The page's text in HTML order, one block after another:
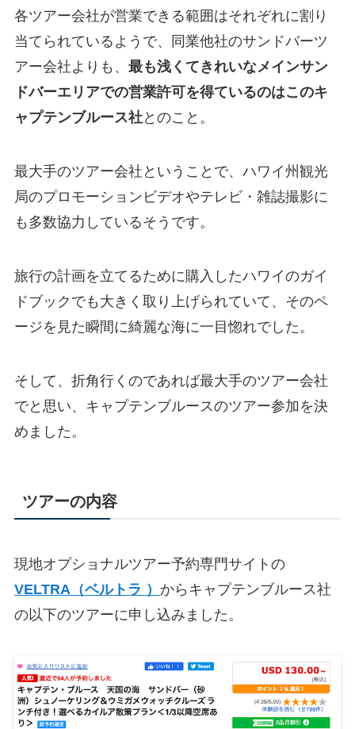
各ツアー会社が営業できる範囲はそれぞれに割り
当てられているようで、同業他社のサンドバーツ
アー会社よりも、 最も浅くてきれいなメインサン
ドバーエリアでの営業許可を得ているのはこのキ
ャプテンブルース社とのこと。
最大手のツアー会社ということで、ハワイ州観光
局のプロモーションビデオやテレビ・雑誌撮影に
も多数協力しているそうです。
旅行の計画を立てるために購入したハワイのガイ
ドブックでも大きく取り上げられていて、そのペ
ージを見た瞬間に綺麗な海に一目惚れでした。
そして、折角行くのであれば最大手のツアー会社
でと思い、キャプテンブルースのツアー参加を決
めました。
ツアーの内容
現地オプショナルツアー予約専門サイトの
VELTRA（ベルトラ ） からキャプテンブルース社
の以下のツアーに申し込みました。